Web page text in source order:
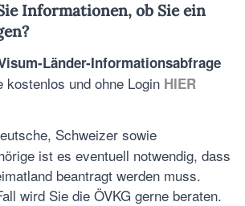
Informationen, ob Sie ein
Länder-Informationsabfrage
kostenlos und ohne Login HIER
Schweizer sowie
ist es eventuell notwendig, dass
beantragt werden muss.
wird Sie die ÖVKG gerne beraten.